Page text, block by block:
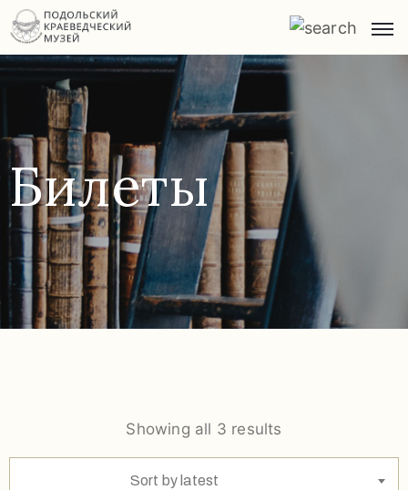
Главная
музее
Экспозиции
и
экскурсии
Заказ
экскурсий
Прейскурант
Билеты
Showing all 3 results
Sort by latest